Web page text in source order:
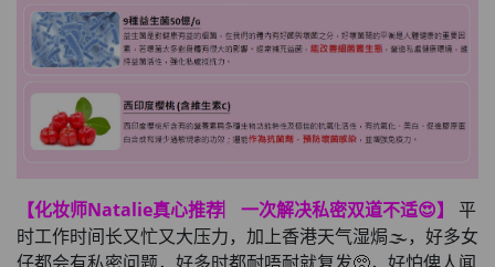
【化妆师Natalie真心推荐︳一次解决私密双道不适😍】
平
时工作时间长又忙又大压力，加上香港天气湿焗🌫️，好多女